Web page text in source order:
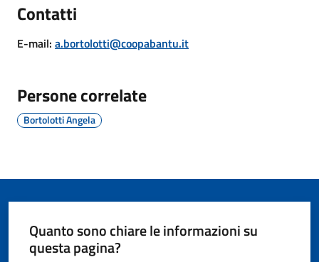
San
di
Contatti
E-mail: a.bortolotti@coopabantu.it
Persone correlate
Bortolotti Angela
Quanto sono chiare le informazioni su
questa pagina?